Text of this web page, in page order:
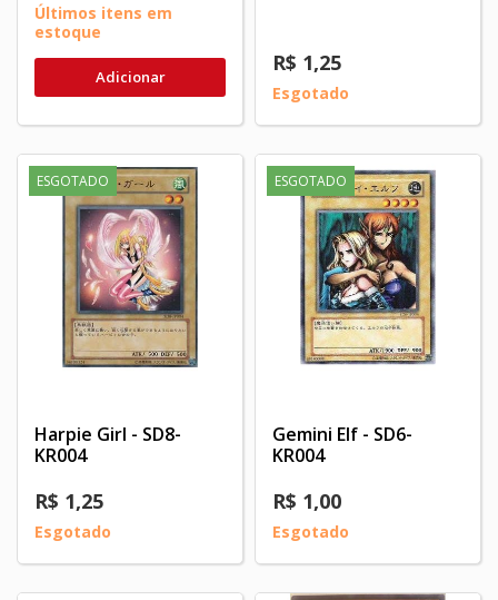
Últimos itens em
estoque
Adicionar
R$ 1,25
Esgotado
ESGOTADO
Harpie Girl - SD8-
KR004
R$ 1,25
Esgotado
ESGOTADO
Gemini Elf - SD6-
KR004
R$ 1,00
Esgotado